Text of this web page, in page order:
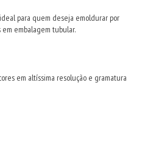
ideal para quem deseja emoldurar por
em embalagem tubular.
em altíssima resolução e gramatura